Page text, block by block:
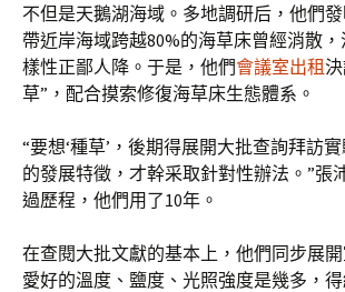
不但是天鵝湖海域。多地調研后，他們
帶近岸海域跨越80%的海草床曾經消散
樣性正鄙人降。于是，他們會議室出租
草”，配合摸索修復海草床生態體系。
“要想‘種草’，後期得展開大批查詢拜訪
的發展特徵，才幹采取針對性辦法。”張
過歷程，他們用了10年。
在查閱大批文獻的基本上，他們同步展
愛好的溫度、鹽度、光照強度是幾多，